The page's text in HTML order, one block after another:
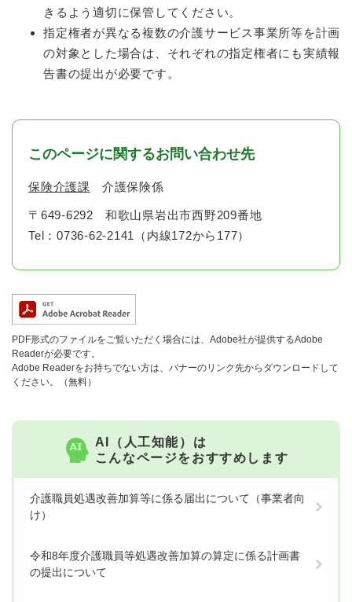
きるよう適切に保管してください。
指定権者が異なる複数の介護サービス事業所等を計画
の対象とした場合は、それぞれの指定権者にも実績報
告書の提出が必要です。
このページに関するお問い合わせ先
保険介護課 介護保険係
〒649-6292
和歌山県岩出市西野209番地
Tel：0736-62-2141（内線172から177）
PDF形式のファイルをご覧いただく場合には、Adobe社が提供するAdobe
Readerが必要です。
Adobe Readerをお持ちでない方は、バナーのリンク先からダウンロードして
ください。（無料）
AI（人工知能）は
こんなページをおすすめします
介護職員処遇改善加算等に係る届出について（事業者向
け）
令和8年度介護職員等処遇改善加算の算定に係る計画書
の提出について